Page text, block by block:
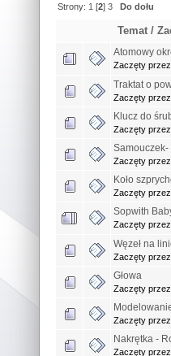
Strony: 1 [2]3 Do dołu
Temat /
Atomowy
Zaczęty przez
Traktat o
Zaczęty przez
Klucz do
Zaczęty przez
Zaczęty przez
Koło
Zaczęty przez
Sopwith
Zaczęty przez
Węzeł na
Zaczęty
Głowa
Zaczęty
Zaczęty przez
Nakrętka -
Zaczęty przez